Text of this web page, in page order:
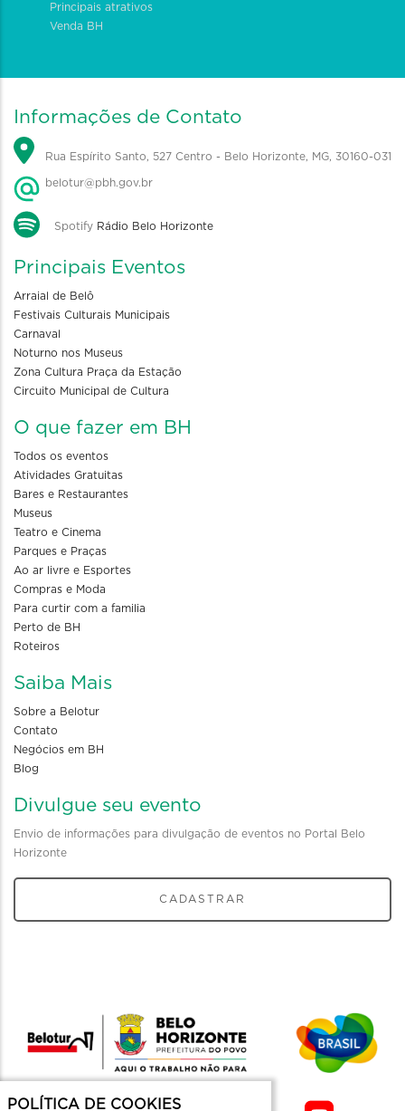
Principais atrativos
Venda BH
Informações de Contato
Rua Espírito Santo, 527 Centro - Belo Horizonte, MG, 30160-031
belotur@pbh.gov.br
Spotify Rádio Belo Horizonte
Principais Eventos
Arraial de Belô
Festivais Culturais Municipais
Carnaval
Noturno nos Museus
Zona Cultura Praça da Estação
Circuito Municipal de Cultura
O que fazer em BH
Todos os eventos
Atividades Gratuitas
Bares e Restaurantes
Museus
Teatro e Cinema
Parques e Praças
Ao ar livre e Esportes
Compras e Moda
Para curtir com a familia
Perto de BH
Roteiros
Saiba Mais
Sobre a Belotur
Contato
Negócios em BH
Blog
Divulgue seu evento
Envio de informações para divulgação de eventos no Portal Belo
Horizonte
CADASTRAR
POLÍTICA DE COOKIES